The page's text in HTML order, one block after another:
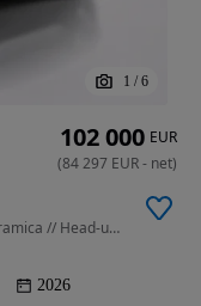
1 / 6
1999 cm3 • 381 CP • Burmester // Trapa panoramica // Head-up display
2026
102 000 EUR
(84 297 EUR- net)